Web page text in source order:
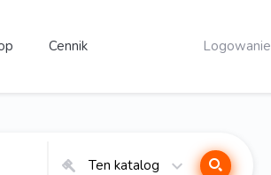
Cennik Logowanie
Ten katalog